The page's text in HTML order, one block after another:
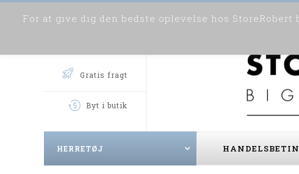
Gratis fragt
Byt i butik
HERRETØJ
For at give dig den bedste oplevelse hos